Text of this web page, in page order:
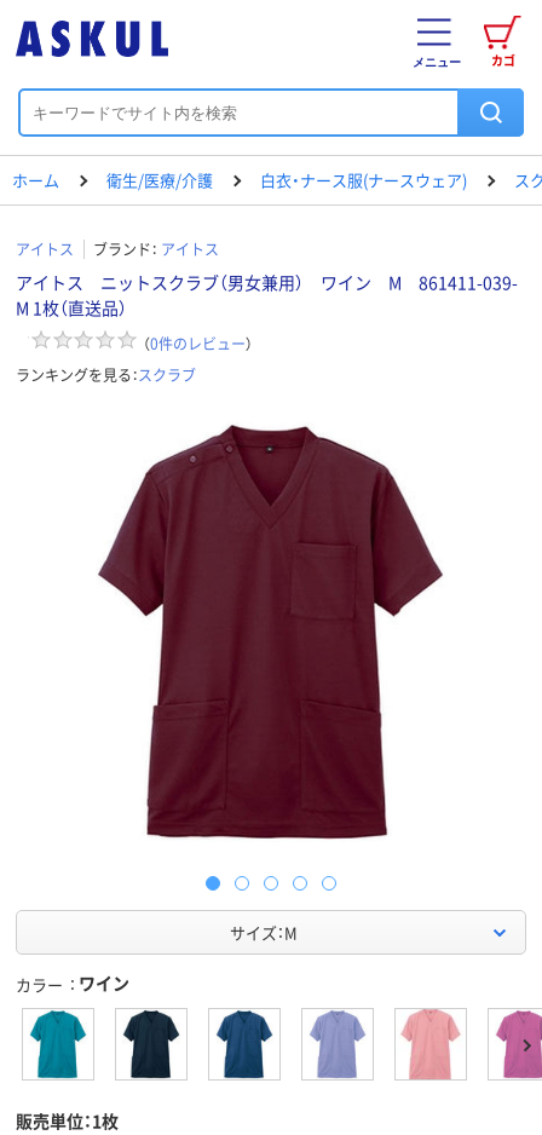
カゴ
メニュー
ホーム 衛生/医療/介護 白衣・ナース服(ナースウェア) ス
アイトス ブランド： アイトス
アイトス ニットスクラブ（男女兼用） ワイン M 861411-039-
M 1枚（直送品）
（0件のレビュー）
ランキングを見る：スクラブ
サイズ：M
カラー ワイン
販売単位：1枚